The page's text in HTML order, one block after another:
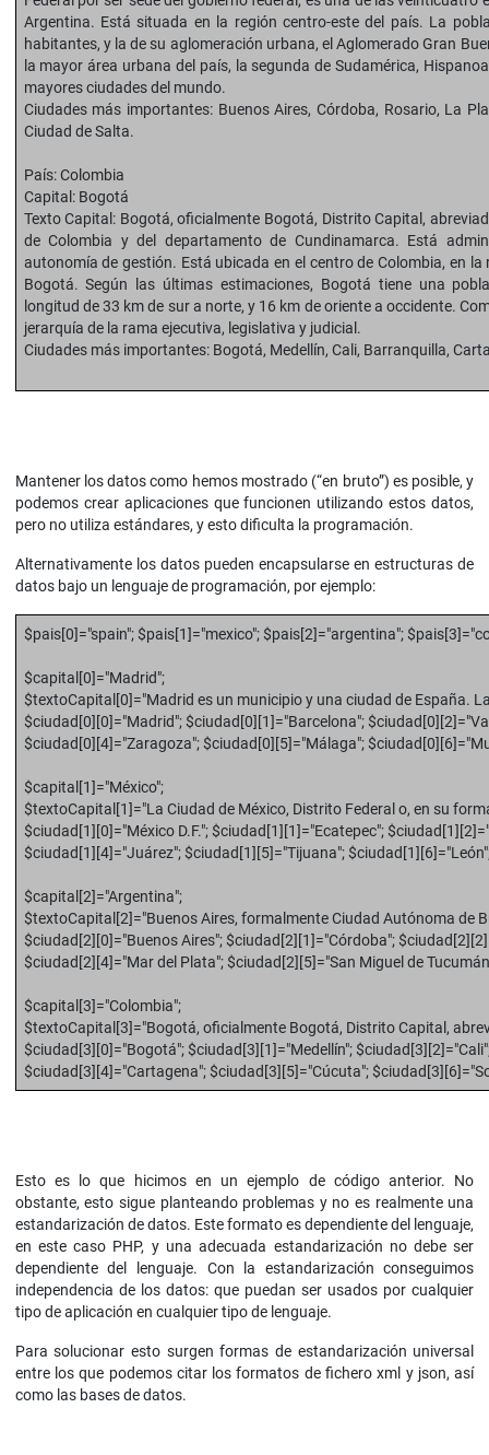
Argentina. Está situada en la región centro-este del país. La
habitantes, y la de su aglomeración urbana, el Aglomerado Gran
la mayor área urbana del país, la segunda de Sudamérica,
mayores ciudades del mundo.
Ciudades más importantes: Buenos Aires, Córdoba, Rosario, La
Ciudad de Salta.
País: Colombia
Capital: Bogotá
Texto Capital: Bogotá, oficialmente Bogotá, Distrito Capital,
de Colombia y del departamento de Cundinamarca. Está
autonomía de gestión. Está ubicada en el centro de Colombia, en
Bogotá. Según las últimas estimaciones, Bogotá tiene una
longitud de 33 km de sur a norte, y 16 km de oriente a occidente.
jerarquía de la rama ejecutiva, legislativa y judicial.
Ciudades más importantes: Bogotá, Medellín, Cali, Barranquilla,
Mantener los datos como hemos mostrado (“en bruto”) es posible, y
podemos crear aplicaciones que funcionen utilizando estos datos,
pero no utiliza estándares, y esto dificulta la programación.
Alternativamente los datos pueden encapsularse en estructuras de
datos bajo un lenguaje de programación, por ejemplo:
$pais[0]="spain"; $pais[1]="mexico"; $pais[2]="argentina";
$capital[0]="Madrid";
$textoCapital[0]="Madrid es un municipio y una ciudad de España.
$ciudad[0][0]="Madrid"; $ciudad[0][1]="Barcelona";
$ciudad[0][4]="Zaragoza"; $ciudad[0][5]="Málaga";
$capital[1]="México";
$textoCapital[1]="La Ciudad de México, Distrito Federal o, en su
$ciudad[1][0]="México D.F."; $ciudad[1][1]="Ecatepec";
$ciudad[1][4]="Juárez"; $ciudad[1][5]="Tijuana";
$capital[2]="Argentina";
$textoCapital[2]="Buenos Aires, formalmente Ciudad Autónoma de
$ciudad[2][0]="Buenos Aires"; $ciudad[2][1]="Córdoba";
$ciudad[2][4]="Mar del Plata"; $ciudad[2][5]="San Miguel de
$capital[3]="Colombia";
$textoCapital[3]="Bogotá, oficialmente Bogotá, Distrito Capital,
$ciudad[3][0]="Bogotá"; $ciudad[3][1]="Medellín";
$ciudad[3][4]="Cartagena"; $ciudad[3][5]="Cúcuta";
Esto es lo que hicimos en un ejemplo de código anterior. No
obstante, esto sigue planteando problemas y no es realmente una
estandarización de datos. Este formato es dependiente del lenguaje,
en este caso PHP, y una adecuada estandarización no debe ser
dependiente del lenguaje. Con la estandarización conseguimos
independencia de los datos: que puedan ser usados por cualquier
tipo de aplicación en cualquier tipo de lenguaje.
Para solucionar esto surgen formas de estandarización universal
entre los que podemos citar los formatos de fichero xml y json, así
como las bases de datos.